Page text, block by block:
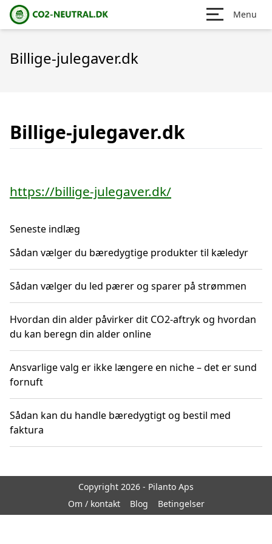
Menu
Billige-julegaver.dk
Billige-julegaver.dk
https://billige-julegaver.dk/
Seneste indlæg
Sådan vælger du bæredygtige produkter til kæledyr
Sådan vælger du led pærer og sparer på strømmen
Hvordan din alder påvirker dit CO2-aftryk og hvordan
du kan beregn din alder online
Ansvarlige valg er ikke længere en niche – det er sund
fornuft
Sådan kan du handle bæredygtigt og bestil med
faktura
Copyright 2026 - Pilanto Aps
Om / kontakt
Blog Betingelser